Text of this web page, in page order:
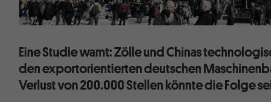
Eine Studie warnt: Zölle und Chinas
den exportorientierten deutschen
Verlust von 200.000 Stellen könnte die Folge